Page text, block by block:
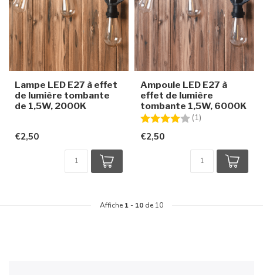
Lampe LED E27 à effet
de lumière tombante
de 1,5W, 2000K
€2,50
Ampoule LED E27 à
effet de lumière
tombante 1,5W, 6000K
Note:
(1)
€2,50
Affiche 1 - 10 de 10